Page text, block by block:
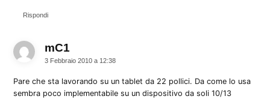
Rispondi
mC1
3 Febbraio 2010 a 12:38
Pare che sta lavorando su un tablet da 22 pollici. Da come lo usa
sembra poco implementabile su un dispositivo da soli 10/13